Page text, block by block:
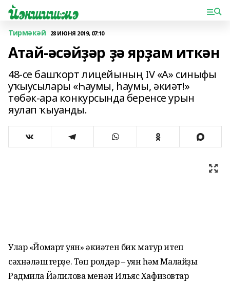
Тирмәкәй 28 ИЮНЯ 2019, 07:10
Атай-әсәйҙәр ҙә ярҙам иткән
48-се башҡорт лицейының IV «А» синыфы
уҡыусылары «Һаумы, һаумы, әкиәт!»
төбәк-ара конкурсында беренсе урын
яулап ҡыуанды.
Улар «Йомарт Ҡуян» әкиәтен бик матур итеп
сәхнәләштерҙе. Төп ролдәр – Ҡуян һәм Малайҙы
Радмила Йәлилова менән Ильяс Хафизовтар